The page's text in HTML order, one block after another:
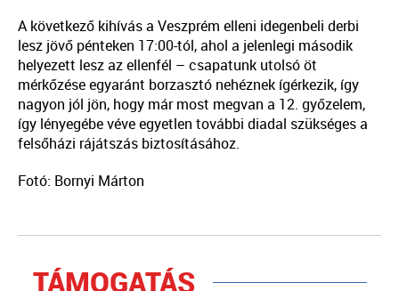
A következő kihívás a Veszprém elleni idegenbeli derbi
lesz jövő pénteken 17:00-tól, ahol a jelenlegi második
helyezett lesz az ellenfél – csapatunk utolsó öt
mérkőzése egyaránt borzasztó nehéznek ígérkezik, így
nagyon jól jön, hogy már most megvan a 12. győzelem,
így lényegébe véve egyetlen további diadal szükséges a
felsőházi rájátszás biztosításához.
Fotó: Bornyi Márton
TÁMOGATÁS